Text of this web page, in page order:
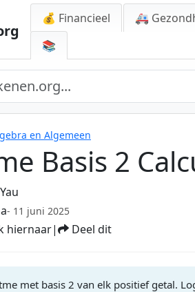
💰 Financieel 🚑
📚
en Algemeen
Basis 2
- 11 juni 2025
hiernaar| Deel dit
met basis 2 van elk positief getal.